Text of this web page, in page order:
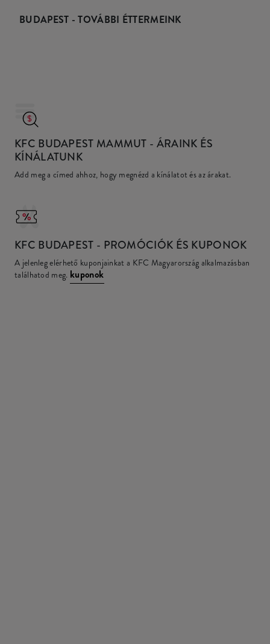
BUDAPEST - TOVÁBBI ÉTTERMEINK
KFC BUDAPEST MAMMUT - ÁRAINK ÉS
KÍNÁLATUNK
Add meg a címed ahhoz, hogy megnézd a kínálatot és az árakat.
KFC BUDAPEST - PROMÓCIÓK ÉS KUPONOK
A jelenleg elérhető kuponjainkat a KFC Magyarország alkalmazásban
találhatod meg. kuponok